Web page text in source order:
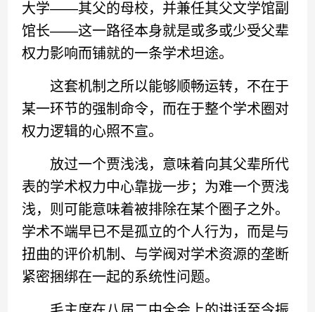
大学——其父的母校，并兼任其父文学馆副
馆长——这一路径本身就是或多或少受父辈
权力影响而铺就的一条学术坦途。
这套机制之所以能够顺畅运转，不在于
某一环节的强制命令，而在于整个学术圈对
权力逻辑的心照不宣。
放过一个贾浅浅，意味着向其父辈所代
表的学术权力中心靠拢一步；为难一个贾浅
浅，则可能意味着被排除在某个圈子之外。
学术不端早已不是孤立的个人行为，而是与
扭曲的评价机制、与学阀对学术资源的垄断
紧密捆绑在一起的系统性问题。